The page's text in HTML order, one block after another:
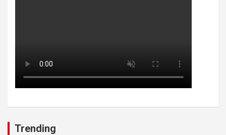
Trending